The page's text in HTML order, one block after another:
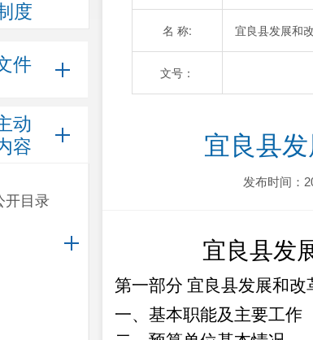
度
件
动
容
开目录
名 称: 宜良县发展和
文号：
宜良县
发布时间：
宜良县发
第一部分 宜良县发展和改
一、基本职能及主要工作